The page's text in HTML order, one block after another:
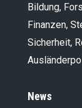
Bildung,
Finanzen,
Sicherheit,
News